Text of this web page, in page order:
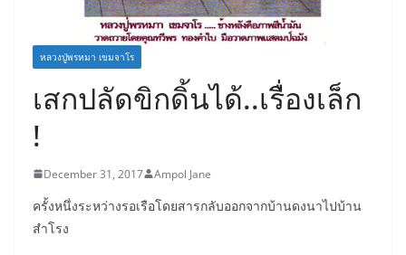
หลวงปู่พรหมา เขมจาโร
เสกปลัดขิกดิ้นได้..เรื่องเล็ก
!
December 31, 2017 Ampol Jane
ครั้งหนึ่งระหว่างรอเรือโดยสารกลับออกจากบ้านดงนาไปบ้าน
สำโรง